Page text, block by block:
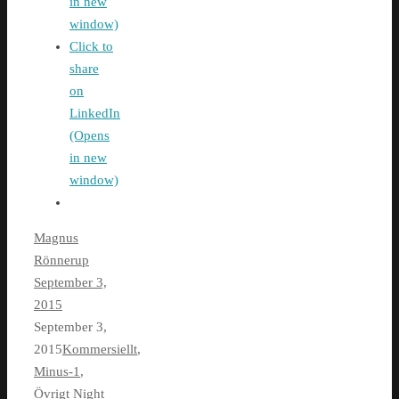
window)
Click to
share
on
LinkedIn
(Opens
in new
window)
Magnus
Rönnerup
September 3,
2015
September 3,
2015Kommersiellt,
Minus-1 ,
Övrigt Night